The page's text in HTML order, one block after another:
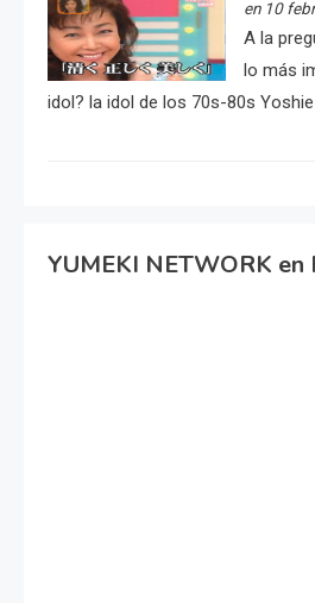
en 10
A la
lo más
idol? la idol de los 70s-80s
YUMEKI NETWORK en